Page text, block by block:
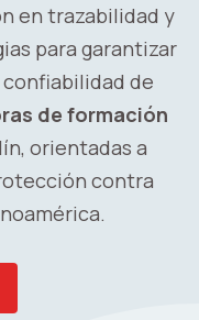
en trazabilidad y
para garantizar
de
de formación
orientadas a
contra